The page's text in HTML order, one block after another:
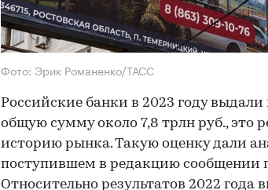
Фото: Эрик Романенко/ТАСС
Российские банки в 2023 году
общую сумму около 7,8 трлн руб., это
историю рынка. Такую оценку дали
поступившем в редакцию сообщении
Относительно результатов 2022 года